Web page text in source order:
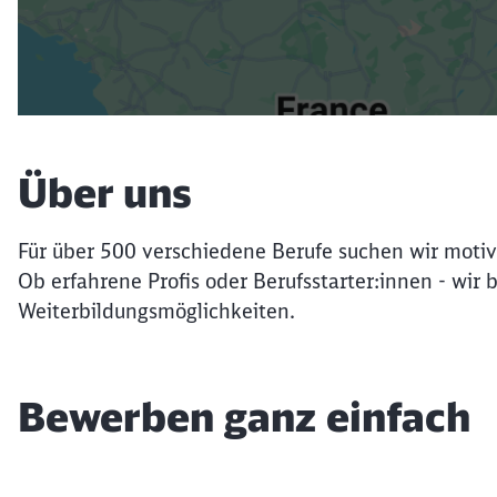
Über uns
Für über 500 verschiedene Berufe suchen wir
Ob erfahrene Profis oder Berufsstarter:innen - wir
Weiterbildungsmöglichkeiten.
Bewerben ganz einfach